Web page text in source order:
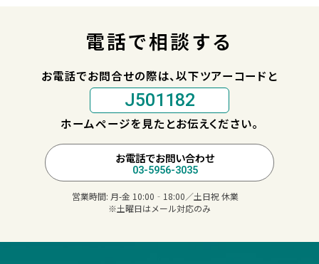
電話で相談する
お電話でお問合せの際は、以下ツアーコードと
J501182
ホームページを見たとお伝えください。
お電話でお問い合わせ
03-5956-3035
営業時間: 月-金 10:00‐18:00／土日祝 休業
※土曜日はメール対応のみ